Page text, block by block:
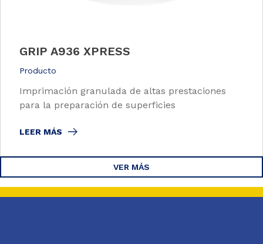
GRIP A936 XPRESS
Producto
Imprimación granulada de altas prestaciones
para la preparación de superficies
LEER MÁS
VER MÁS